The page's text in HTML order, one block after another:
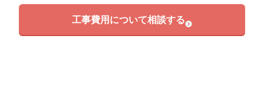
工事費用について相談する